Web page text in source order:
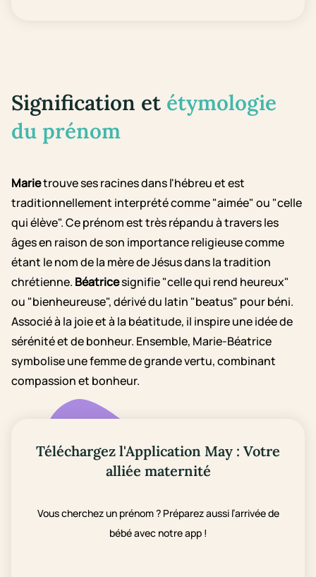
Signification et étymologie
du prénom
Marietrouve ses racines dans l'hébreu et est
traditionnellement interprété comme "aimée" ou "celle
qui élève". Ce prénom est très répandu à travers les
âges en raison de son importance religieuse comme
étant le nom de la mère de Jésus dans la tradition
chrétienne. Béatricesignifie "celle qui rend heureux"
ou "bienheureuse", dérivé du latin "beatus" pour béni.
Associé à la joie et à la béatitude, il inspire une idée de
sérénité et de bonheur. Ensemble, Marie-Béatrice
symbolise une femme de grande vertu, combinant
compassion et bonheur.
Téléchargez l'Application May : Votre
alliée maternité
Vous cherchez un prénom ? Préparez aussi l’arrivée de
bébé avec notre app !